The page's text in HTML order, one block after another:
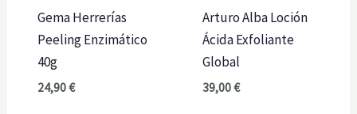
Gema Herrerías
Peeling Enzimático
40g
24,90€
Arturo Alba Loción
Ácida Exfoliante
Global
39,00€